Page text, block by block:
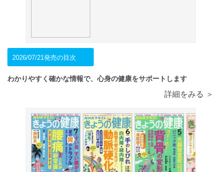
2026/07/21発売の目次
わかりやすく確かな情報で、心身の健康をサポートします
詳細をみる ＞